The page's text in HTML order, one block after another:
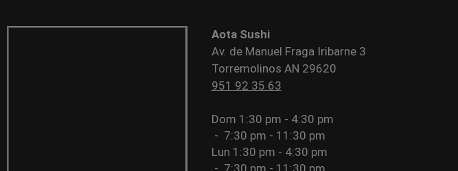
Aota Sushi
Av. de Manuel Fraga Iribarne 3
Torremolinos AN 29620
951 92 35 63
Dom 1:30 pm - 4:30 pm
- 7:30 pm - 11:30 pm
Lun 1:30 pm - 4:30 pm